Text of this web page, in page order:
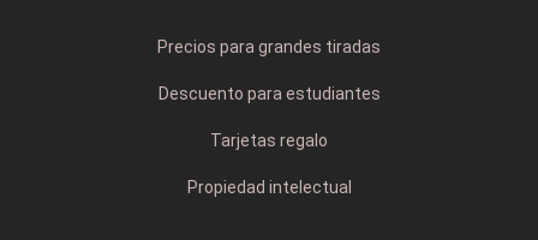
Precios para grandes tiradas
Descuento para estudiantes
Tarjetas regalo
Propiedad intelectual